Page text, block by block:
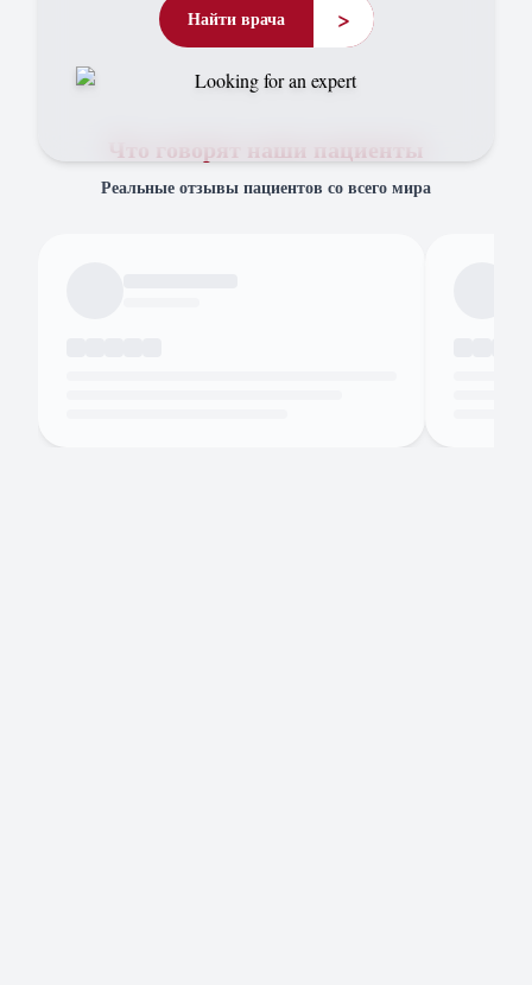
Найти врача >
Что говорят наши пациенты
Реальные отзывы пациентов со всего мира